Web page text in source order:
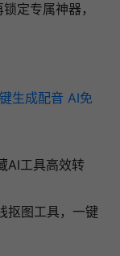
定专属神器，
生成配音 AI免
AI工具高效转
抠图工具，一键